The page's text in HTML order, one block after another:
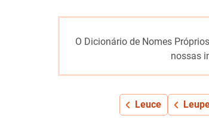
O Dicionário de Nomes
nossas
Leuce